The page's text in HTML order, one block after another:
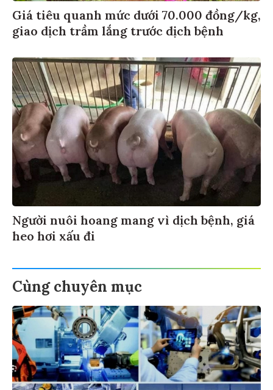
Giá tiêu quanh mức dưới 70.000 đồng/kg,
giao dịch trầm lắng trước dịch bệnh
Người nuôi hoang mang vì dịch bệnh, giá
heo hơi xấu đi
Cùng chuyên mục